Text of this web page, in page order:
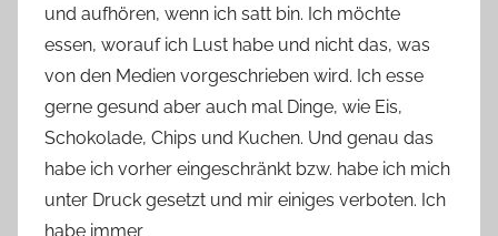
o
n
n
e
und aufhören, wenn ich satt bin. Ich möchte
essen, worauf ich Lust habe und nicht das, was
von den Medien vorgeschrieben wird. Ich esse
gerne gesund aber auch mal Dinge, wie Eis,
Schokolade, Chips und Kuchen. Und genau das
habe ich vorher eingeschränkt bzw. habe ich mich
unter Druck gesetzt und mir einiges verboten. Ich
habe immer